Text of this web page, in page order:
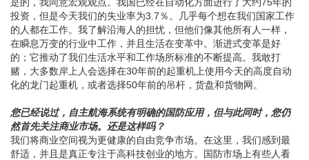
是的，我同意宏观观点。我国已经在自动化方面进行了大约75年的
投资，但是今天我们的失业率为3.7％。几乎每个想在我们国家工作
的人都在工作。我了解沿海人的担忧，但他们像其他所有人一样，
在瞬息万变的行业中工作，并且生活在变革中。渐进式变革是好
的；它推动了我们生活水平和工作场所标准的不断提高。我敢打
赌，大多数岸上人会选择在30年前的起重机上使用今天的高度自动
化的龙门起重机，或者选择50年前的吊杆，货盘和货物网。
您已经说过，自主航海系统有明确的国防应用，但与此同时，您仍
然首先关注商业市场。还是这样吗？
我们将商业空间视为更健康的自由竞争市场。在这里，我们感到最